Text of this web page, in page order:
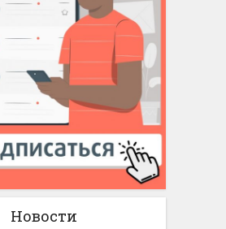
Новости